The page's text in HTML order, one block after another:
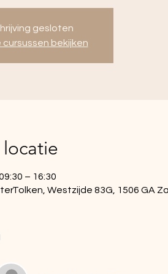
gesloten
cursussen bekijken
– 16:30
Westzijde 83G, 1506 GA